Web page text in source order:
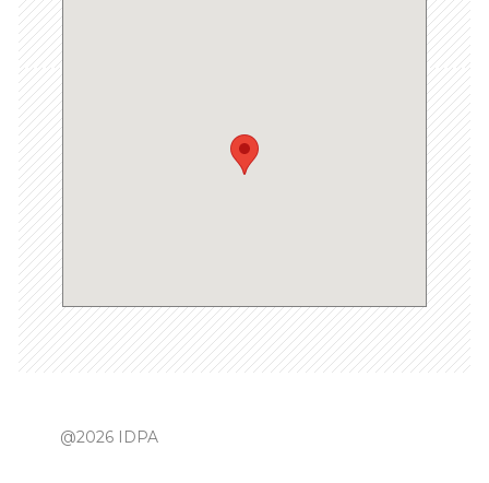
@2026 IDPA